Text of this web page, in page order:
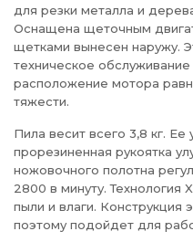
для резки металла и
Оснащена щеточным
щетками вынесен наружу.
техническое
расположение мотора
тяжести.
Пила весит всего 3,8 кг.
прорезиненная рукоятка
ножовочного полотна
2800 в минуту.
пыли и влаги. Конструкция
поэтому подойдет для